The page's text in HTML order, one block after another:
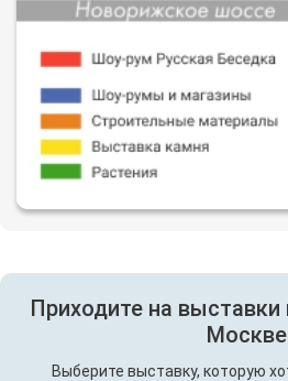
Приходите на
Москве
Выберите выставку, которую